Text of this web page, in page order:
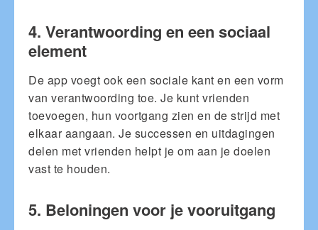
4. Verantwoording en een sociaal
element
De app voegt ook een sociale kant en een vorm
van verantwoording toe. Je kunt vrienden
toevoegen, hun voortgang zien en de strijd met
elkaar aangaan. Je successen en uitdagingen
delen met vrienden helpt je om aan je doelen
vast te houden.
5. Beloningen voor je vooruitgang